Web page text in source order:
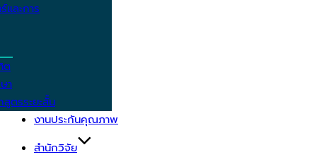
ละการ
ต
า
ตรระยะสั้น
งานประกันคุณภาพ
สำนักวิจัย